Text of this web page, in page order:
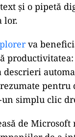
și o pipetă
lor.
va
descrieri
pentru
simplu clic
de Microsoft